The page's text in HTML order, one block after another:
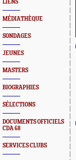
LIENS
MÉDIATHÈQUE
SONDAGES
JEUNES
MASTERS
BIOGRAPHIES
SÉLECTIONS
DOCUMENTS OFFICIELS
CDA 68
SERVICES CLUBS